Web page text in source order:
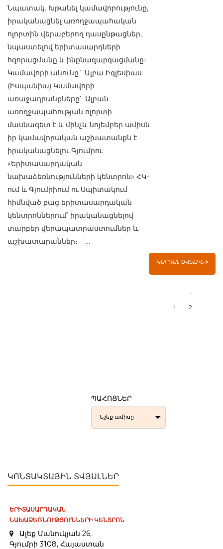
Նպատակ. Խթանել կամավորությունը,
իրականացնել առողջապահական
ոլորտին վերաբերող դասընթացներ,
նպաստելով երիտասարդների
հզորացմանը և ինքնազարգացմանը։
Կամավորի անունը` Ալբա Իգլեսիաս
(Իսպանիա) Կամավորի
առաջադրանքները՝ Ալբան
առողջապահության ոլորտի
մասնագետ է և մինչև նոյեմբեր ամիսն
իր կամավորական աշխատանքն է
իրականացնելու Գյումրու
«Երիտասարդական
նախաձեռնությունների կենտրոն» ՀԿ-
ում և Գյումրիում ու Սպիտակում
հիմնված բաց երիտասարդական
կենտրոններում՝ իրականացնելով
տարբեր վերապատրաստումներ և
աշխատարաններ։ ...
ԿԱՐԴԱԼ ԱՎԵԼԻՆ
«
1
2
ՊԱՀՈՑՆԵՐ
Նշեք ամիսը
ԿՈՆՏԱԿՏԱՅԻՆ ՏՎՅԱԼՆԵՐ
ԵՐԻՏԱՍԱՐԴԱԿԱՆ
ՆԱԽԱՁԵՌՆՈՒԹՅՈՒՆՆԵՐԻ ԿԵՆՏՐՈՆ
Ալեք Մանուկյան 26,
Գյումրի 3108, Հայաստան